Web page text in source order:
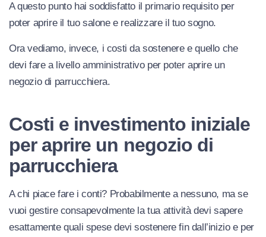
A questo punto hai soddisfatto il primario requisito per
poter aprire il tuo salone e realizzare il tuo sogno.
Ora vediamo, invece, i costi da sostenere e quello che
devi fare a livello amministrativo per poter aprire un
negozio di parrucchiera.
Costi e investimento iniziale
per aprire un negozio di
parrucchiera
A chi piace fare i conti? Probabilmente a nessuno, ma se
vuoi gestire consapevolmente la tua attività devi sapere
esattamente quali spese devi sostenere fin dall’inizio e per